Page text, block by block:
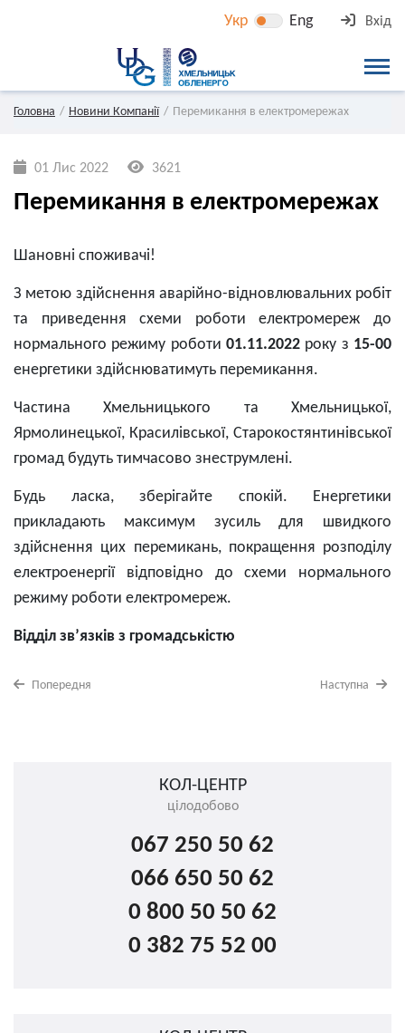
Укр Eng Вхід
Головна Новини Компанії Перемикання в електромережах
01 Лис 2022 3621
Перемикання в електромережах
Шановні споживачі!
З метою здійснення аварійно-відновлювальних робіт
та приведення схеми роботи електромереж до
нормального режиму роботи 01.11.2022 року з 15-00
енергетики здійснюватимуть перемикання.
Частина Хмельницького та Хмельницької,
Ярмолинецької, Красилівської, Старокостянтинівської
громад будуть тимчасово знеструмлені.
Будь ласка, зберігайте спокій. Енергетики
прикладають максимум зусиль для швидкого
здійснення цих перемикань, покращення розподілу
електроенергії відповідно до схеми нормального
режиму роботи електромереж.
Відділ зв’язків з громадськістю
Попередня Наступна
КОЛ-ЦЕНТР
цілодобово
067 250 50 62
066 650 50 62
0 800 50 50 62
0 382 75 52 00